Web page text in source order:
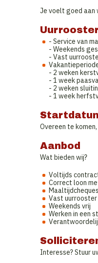
Je voelt goed aan
- Service van
- Weekends
- Vast
- 2 weken
- 1 week
- 2 weken
- 1 week
Overeen te
Aanbod
Wat bieden wij?
Voltijds
Correct loon
Maaltijdcheques
Vast uurrooster
Weekends vrij
Werken in een
Interesse? Stuur